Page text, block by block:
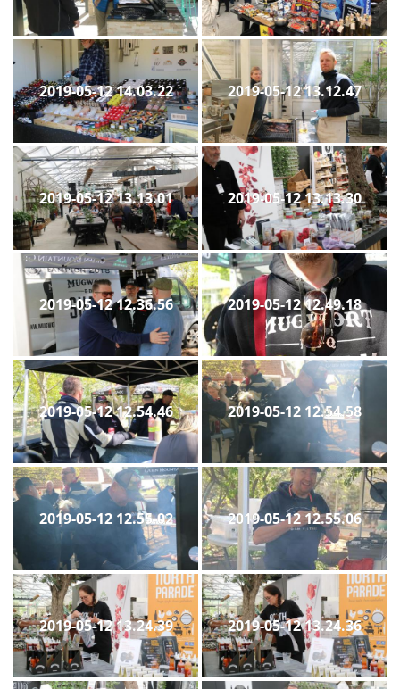
2019-05-12 14.03.22 2019-05-12 13.12.47
2019-05-12 13.13.01 2019-05-12 13.13.30
2019-05-12 12.36.56 2019-05-12 12.49.18
2019-05-12 12.54.46 2019-05-12 12.54.58
2019-05-12 12.55.02 2019-05-12 12.55.06
2019-05-12 13.24.39 2019-05-12 13.24.36